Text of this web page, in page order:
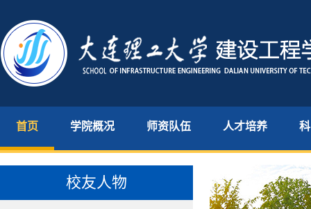
首页 学院概况 师资队伍 人才培养
校友人物